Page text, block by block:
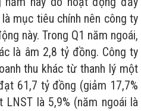
mục tiêu chính nên công ty
này. Trong Q1 năm ngoái,
là âm 2,8 tỷ đồng. Công ty
thu khác từ thanh lý một
61,7 tỷ đồng (giảm 17,7%
là 5,9% (năm ngoái là